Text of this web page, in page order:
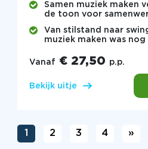
Samen muziek maken
de toon voor
Van stilstand naar
muziek maken was
Vanaf € 27,50 p.p.
Bekijk uitje
1 2 3 4 »